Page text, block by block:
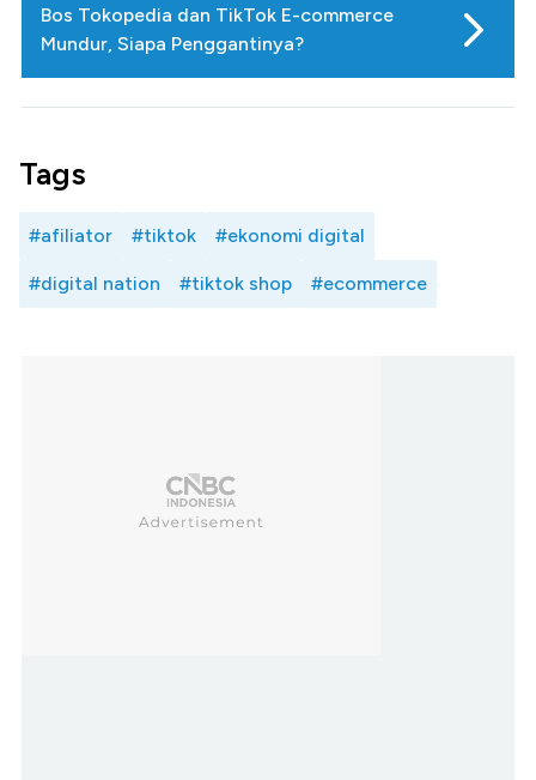
Bos Tokopedia dan TikTok E-commerce
Mundur, Siapa Penggantinya?
Tags
#afiliator #tiktok #ekonomi digital
#digital nation #tiktok shop #ecommerce